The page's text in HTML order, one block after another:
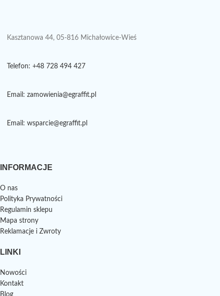
Kasztanowa 44, 05-816 Michałowice-Wieś
Telefon: +48 728 494 427
Email: zamowienia@egraffit.pl
Email: wsparcie@egraffit.pl
INFORMACJE
O nas
Polityka Prywatności
Regulamin sklepu
Mapa strony
Reklamacje i Zwroty
LINKI
Nowości
Kontakt
Blog